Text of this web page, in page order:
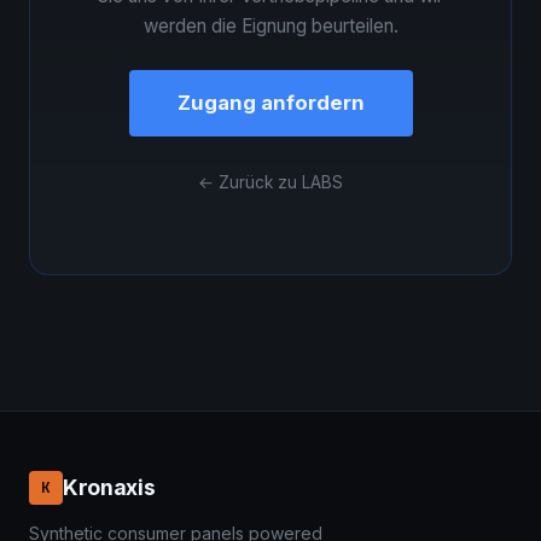
werden die Eignung beurteilen.
Zugang anfordern
← Zurück zu LABS
K Kronaxis
Synthetic consumer panels powered